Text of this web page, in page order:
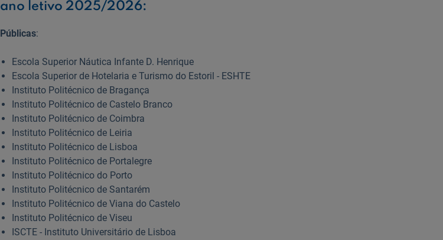
ano letivo 2025/2026:
Públicas:
Escola Superior Náutica Infante D. Henrique
Escola Superior de Hotelaria e Turismo do Estoril - ESHTE
Instituto Politécnico de Bragança
Instituto Politécnico de Castelo Branco
Instituto Politécnico de Coimbra
Instituto Politécnico de Leiria
Instituto Politécnico de Lisboa
Instituto Politécnico de Portalegre
Instituto Politécnico do Porto
Instituto Politécnico de Santarém
Instituto Politécnico de Viana do Castelo
Instituto Politécnico de Viseu
ISCTE - Instituto Universitário de Lisboa